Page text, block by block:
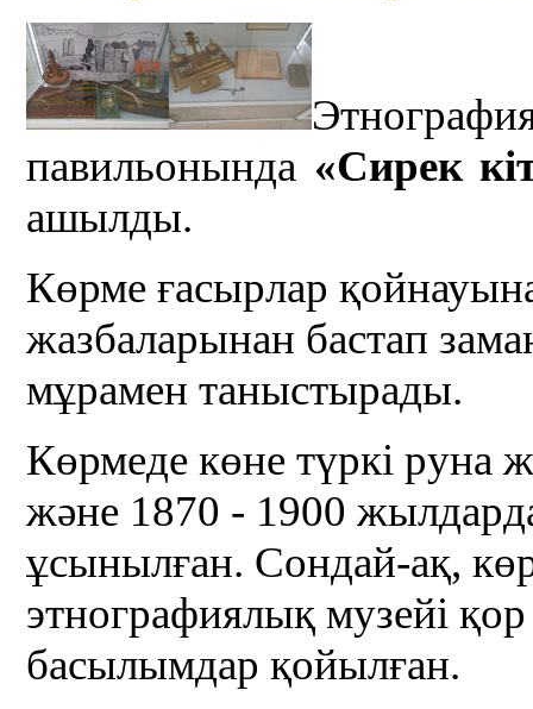
павильонында «Сирек
ашылды.
Көрме ғасырлар
жазбаларынан бастап
мұрамен таныстырады.
Көрмеде көне түркі руна
және 1870 - 1900
ұсынылған. Сондай-ақ,
этнографиялық музейі
басылымдар қойылған.